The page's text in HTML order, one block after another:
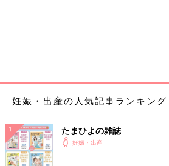
妊娠・出産の人気記事ランキング
たまひよの雑誌
妊娠・出産